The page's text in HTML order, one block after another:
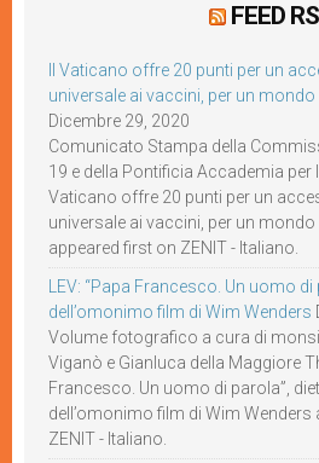
FEED
Il Vaticano offre 20 punti per un
universale ai vaccini, per un
Dicembre 29, 2020
Comunicato Stampa della
19 e della Pontificia Accademia per
Vaticano offre 20 punti per un
universale ai vaccini, per un
appeared first on ZENIT - Italiano.
LEV: “Papa Francesco. Un uomo
dell’omonimo film di Wim Wenders
Volume fotografico a cura di
Viganò e Gianluca della Maggiore
Francesco. Un uomo di parola”,
dell’omonimo film di Wim Wenders
ZENIT - Italiano.